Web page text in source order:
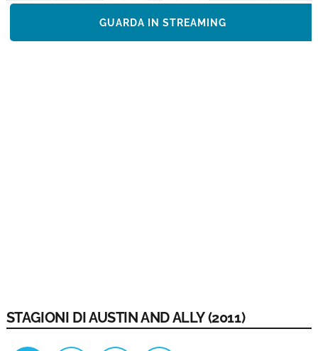
GUARDA IN STREAMING
STAGIONI DI AUSTIN AND ALLY (2011)